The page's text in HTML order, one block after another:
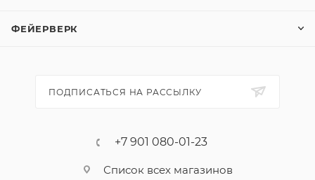
ФЕЙЕРВЕРК
ПОДПИСАТЬСЯ НА РАССЫЛКУ
+7 901 080-01-23
Список всех магазинов